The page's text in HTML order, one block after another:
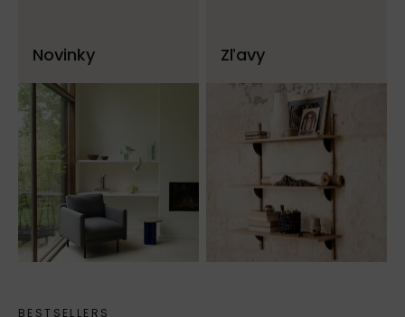
Novinky Zľavy